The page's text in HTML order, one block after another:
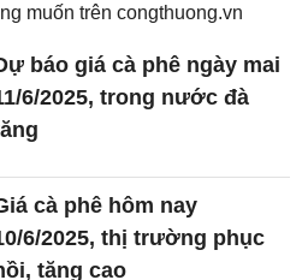
muốn trên congthuong.vn
báo giá cà phê ngày mai
6/2025, trong nước đà
cà phê hôm nay
6/2025, thị trường phục
tăng cao